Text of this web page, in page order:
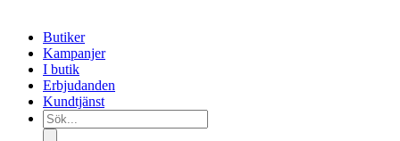
Butiker
Kampanjer
I butik
Erbjudanden
Kundtjänst
Sök...